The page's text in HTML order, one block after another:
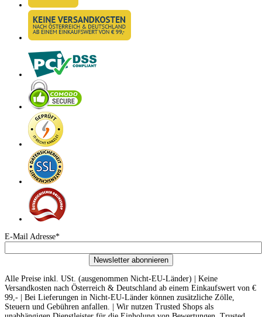
E-Mail Adresse*
Newsletter abonnieren
Alle Preise inkl. USt. (ausgenommen Nicht-EU-Länder) | Keine
Versandkosten nach Österreich & Deutschland ab einem Einkaufswert von €
99,- | Bei Lieferungen in Nicht-EU-Länder können zusätzliche Zölle,
Steuern und Gebühren anfallen. | Wir nutzen Trusted Shops als